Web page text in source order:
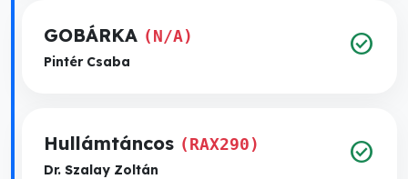
GOBÁRKA (N/A)
Pintér Csaba
check_circle
Hullámtáncos (RAX290)
Dr. Szalay Zoltán
check_circle